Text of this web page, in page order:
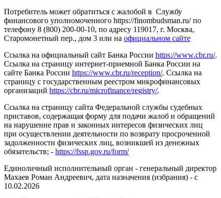
Потребитель может обратиться с жалобой в Службу
финансового уполномоченного https://finombudsman.ru/ по
телефону 8 (800) 200-00-10, по адресу 119017, г. Москва,
Старомонетный пер., дом 3 или на официальном сайте
Ссылка на официальный сайт Банка России https://www.cbr.ru/.
Ссылка на страницу интернет-приемной Банка России на
сайте Банка России https://www.cbr.ru/reception/. Ссылка на
страницу с государственным реестром микрофинансовых
организаций https://cbr.ru/microfinance/registry/.
Ссылка на страницу сайта Федеральной службы судебных
приставов, содержащая форму для подачи жалоб и обращений
на нарушение прав и законных интересов физических лиц
при осуществлении деятельности по возврату просроченной
задолженности физических лиц, возникшей из денежных
обязательств; - https://fssp.gov.ru/form/
Единоличный исполнительный орган - генеральный директор
Махаев Роман Андреевич, дата назначения (избрания) - с
10.02.2026